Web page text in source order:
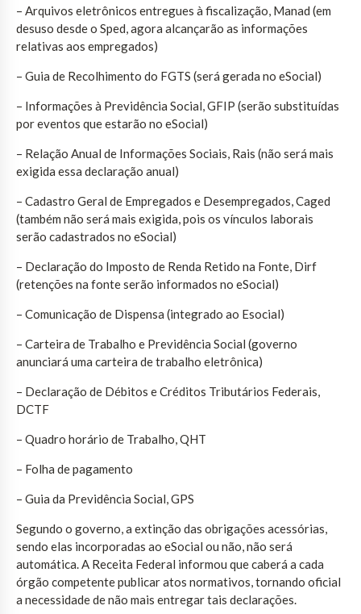
– Arquivos eletrônicos entregues à fiscalização, Manad (em
desuso desde o Sped, agora alcançarão as informações
relativas aos empregados)
– Guia de Recolhimento do FGTS (será gerada no eSocial)
– Informações à Previdência Social, GFIP (serão substituídas
por eventos que estarão no eSocial)
– Relação Anual de Informações Sociais, Rais (não será mais
exigida essa declaração anual)
– Cadastro Geral de Empregados e Desempregados, Caged
(também não será mais exigida, pois os vínculos laborais
serão cadastrados no eSocial)
– Declaração do Imposto de Renda Retido na Fonte, Dirf
(retenções na fonte serão informados no eSocial)
– Comunicação de Dispensa (integrado ao Esocial)
– Carteira de Trabalho e Previdência Social (governo
anunciará uma carteira de trabalho eletrônica)
– Declaração de Débitos e Créditos Tributários Federais,
DCTF
– Quadro horário de Trabalho, QHT
– Folha de pagamento
– Guia da Previdência Social, GPS
Segundo o governo, a extinção das obrigações acessórias,
sendo elas incorporadas ao eSocial ou não, não será
automática. A Receita Federal informou que caberá a cada
órgão competente publicar atos normativos, tornando oficial
a necessidade de não mais entregar tais declarações.